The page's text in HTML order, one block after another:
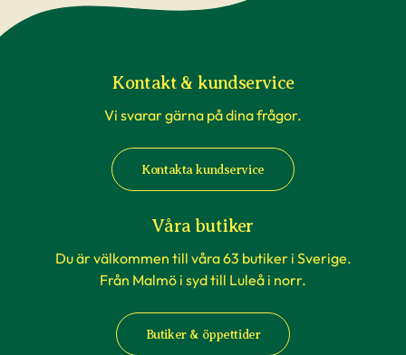
Kontakt & kundservice
Vi svarar gärna på dina frågor.
Kontakta kundservice
Våra butiker
Du är välkommen till våra 63 butiker i Sverige.
Från Malmö i syd till Luleå i norr.
Butiker & öppettider